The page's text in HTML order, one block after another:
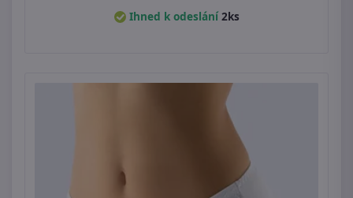
Ihned k odeslání2ks